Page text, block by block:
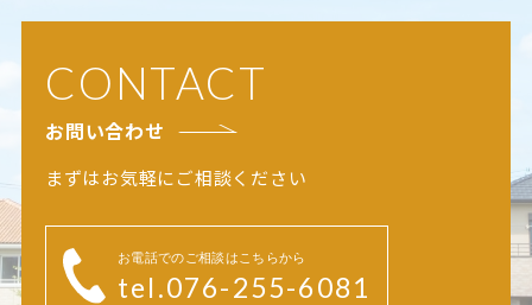
CONTACT
お問い合わせ
まずはお気軽にご相談ください
お電話でのご相談はこちらから
tel.076-255-6081